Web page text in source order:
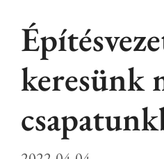
keresünk